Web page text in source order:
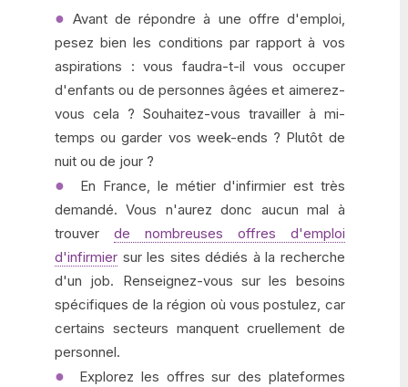
Avant de répondre à une offre d'emploi,
pesez bien les conditions par rapport à vos
aspirations : vous faudra-t-il vous occuper
d'enfants ou de personnes âgées et aimerez-
vous cela ? Souhaitez-vous travailler à mi-
temps ou garder vos week-ends ? Plutôt de
nuit ou de jour ?
En France, le métier d'infirmier est très
demandé. Vous n'aurez donc aucun mal à
trouver de nombreuses offres d'emploi
d'infirmier sur les sites dédiés à la recherche
d'un job. Renseignez-vous sur les besoins
spécifiques de la région où vous postulez, car
certains secteurs manquent cruellement de
personnel.
Explorez les offres sur des plateformes